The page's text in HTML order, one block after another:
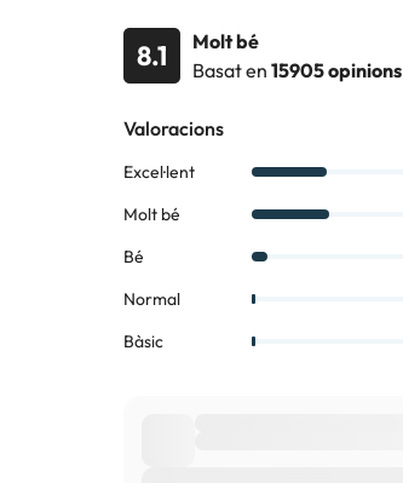
8.1
Molt bé
Basat en 15905 opinions